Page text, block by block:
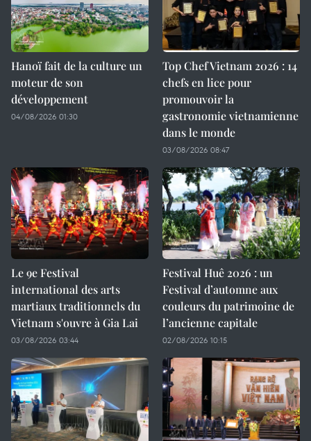
Hanoï fait de la culture un
moteur de son
développement
04/08/2026 01:30
Top Chef Vietnam 2026 : 14
chefs en lice pour
promouvoir la
gastronomie vietnamienne
dans le monde
03/08/2026 08:47
Le 9e Festival
international des arts
martiaux traditionnels du
Vietnam s'ouvre à Gia Lai
03/08/2026 03:44
Festival Huê 2026 : un
Festival d’automne aux
couleurs du patrimoine de
l’ancienne capitale
02/08/2026 10:15